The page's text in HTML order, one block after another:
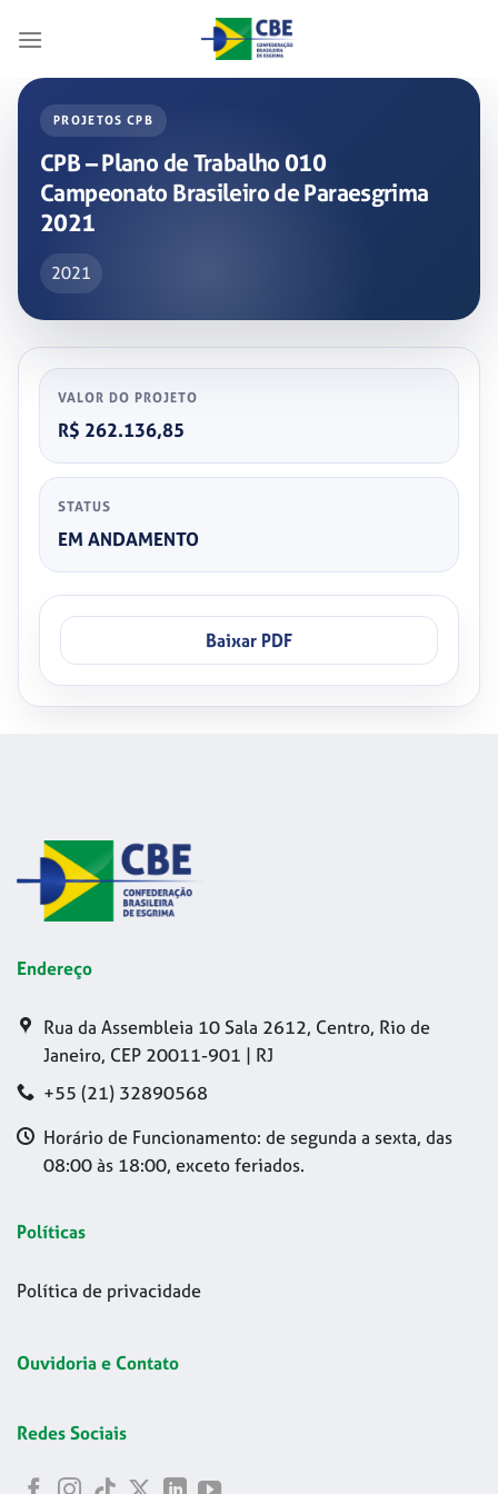
PROJETOS CPB
CPB – Plano de Trabalho 010
Campeonato Brasileiro de Paraesgrima
2021
2021
VALOR DO PROJETO
R$ 262.136,85
STATUS
EM ANDAMENTO
Baixar PDF
Endereço
Rua da Assembleia 10 Sala 2612, Centro, Rio de
Janeiro, CEP 20011-901 | RJ
+55 (21) 32890568
Horário de Funcionamento: de segunda a sexta, das
08:00 às 18:00, exceto feriados.
Políticas
Política de privacidade
Ouvidoria e Contato
Redes Sociais